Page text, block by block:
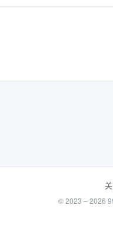
© 2023 – 2026